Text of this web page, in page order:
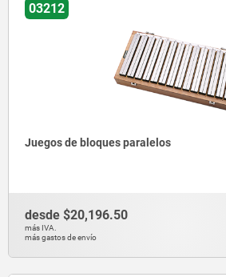
03212
Juegos de bloques paralelos
desde $20,196.50
más IVA.
más gastos de envío